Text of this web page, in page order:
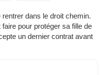
dans le droit chemin.
pour protéger sa fille de
un dernier contrat avant